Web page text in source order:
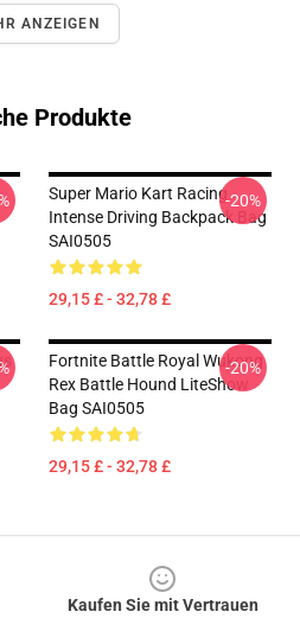
ANZEIGEN
Produkte
Super Mario Kart Racing
Intense Driving Backpack Bag
SAI0505
29,15 £ - 32,78 £
-20%
Fortnite Battle Royal Wukong
Rex Battle Hound LiteShow
Bag SAI0505
29,15 £ - 32,78 £
-20%
Kaufen Sie mit Vertrauen